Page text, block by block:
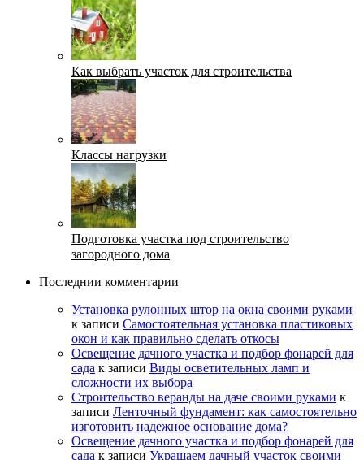
Как выбрать участок для строительства
Классы нагрузки
Подготовка участка под строительство
загородного дома
Последнии комментарии
Установка рулонных штор на окна своими руками
к записи Самостоятельная установка пластиковых
окон и как правильно сделать откосы
Освещение дачного участка и подбор фонарей для
сада к записи Виды осветительных ламп и
сложности их выбора
Строительство веранды на даче своими руками к
записи Ленточный фундамент: как самостоятельно
изготовить надежное основание дома?
Освещение дачного участка и подбор фонарей для
сада к записи Украшаем дачный участок своими